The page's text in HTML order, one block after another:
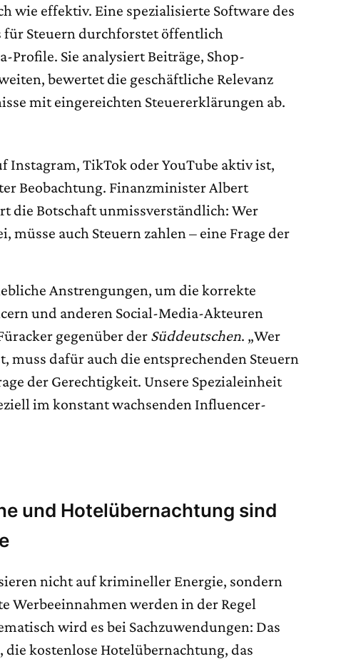
wie effektiv. Eine spezialisierte Software des
für Steuern durchforstet öffentlich
Profile. Sie analysiert Beiträge, Shop-
bewertet die geschäftliche Relevanz
mit eingereichten Steuererklärungen ab.
Instagram, TikTok oder YouTube aktiv ist,
Beobachtung. Finanzminister Albert
die Botschaft unmissverständlich: Wer
müsse auch Steuern zahlen – eine Frage der
Anstrengungen, um die korrekte
und anderen Social-Media-Akteuren
gegenüber der Süddeutschen. „Wer
muss dafür auch die entsprechenden Steuern
der Gerechtigkeit. Unsere Spezialeinheit
im konstant wachsenden Influencer-
und Hotelübernachtung sind
nicht auf krimineller Energie, sondern
Werbeeinnahmen werden in der Regel
wird es bei Sachzuwendungen: Das
die kostenlose Hotelübernachtung, das